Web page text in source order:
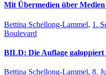
Mit Übermedien über
Bettina Schellong-Lammel, 1.
Boulevard
BILD: Die Auflage galoppiert
Bettina Schellong-Lammel, 8.